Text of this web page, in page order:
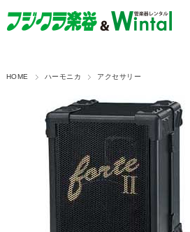
HOME ハーモニカ アクセサリー